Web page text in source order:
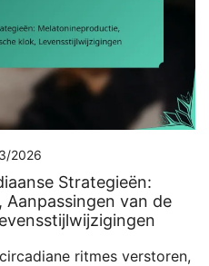
2026
Strategieën:
van de
ritmes verstoren,